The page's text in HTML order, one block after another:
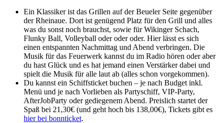
Ein Klassiker ist das Grillen auf der Beueler Seite gegenüber
der Rheinaue. Dort ist genügend Platz für den Grill und alles
was du sonst noch brauchst, sowie für Wikinger Schach,
Flunky Ball, Volleyball oder oder oder. Hier lässt es sich
einen entspannten Nachmittag und Abend verbringen. Die
Musik für das Feuerwerk kannst du im Radio hören oder aber
du hast Glück und es hat jemand einen Verstärker dabei und
spielt die Musik für alle laut ab (alles schon vorgekommen).
Du kannst ein Schiffsticket buchen – je nach Budget inkl.
Menü und je nach Vorlieben als Partyschiff, VIP-Party,
AfterJobParty oder gediegenem Abend. Preislich startet der
Spaß bei 21,30€ (und geht hoch bis 138,00€), Tickets gibt es
hier bei bonnticket.